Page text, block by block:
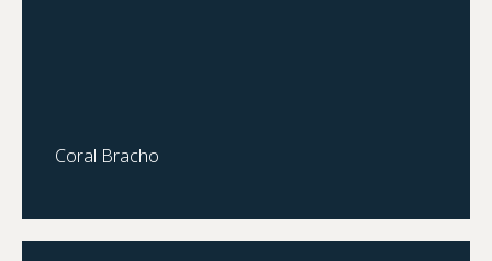
Coral Bracho